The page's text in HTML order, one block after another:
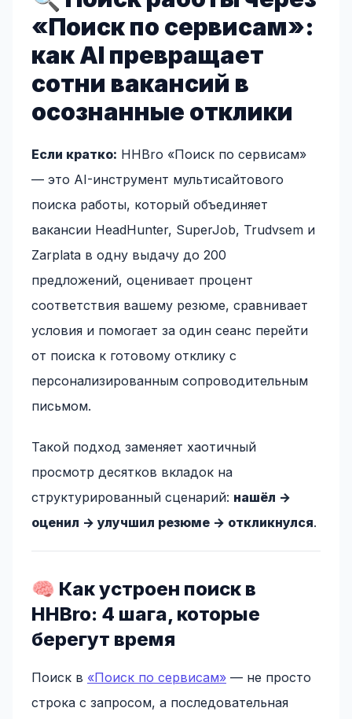
«Поиск по сервисам»:
как AI превращает
сотни вакансий в
осознанные отклики
Если кратко: HHBro «Поиск по сервисам»
— это AI-инструмент мультисайтового
поиска работы, который объединяет
вакансии HeadHunter, SuperJob, Trudvsem и
Zarplata в одну выдачу до 200
предложений, оценивает процент
соответствия вашему резюме, сравнивает
условия и помогает за один сеанс перейти
от поиска к готовому отклику с
персонализированным сопроводительным
письмом.
Такой подход заменяет хаотичный
просмотр десятков вкладок на
структурированный сценарий: нашёл →
оценил → улучшил резюме → откликнулся.
🧠 Как устроен поиск в
HHBro: 4 шага, которые
берегут время
Поиск в «Поиск по сервисам» — не просто
строка с запросом, а последовательная